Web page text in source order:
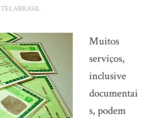
TELABRASIL
Muitos
serviços,
inclusive
documentai
s, podem